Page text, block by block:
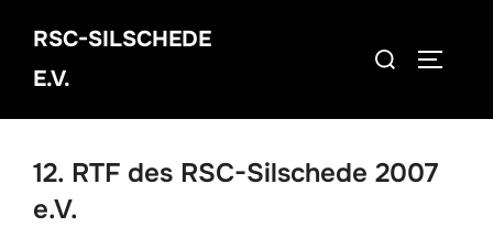
Inhalt
springen
RSC-SILSCHEDE
E.V.
Suchen
12. RTF des RSC-Silschede 2007
e.V.